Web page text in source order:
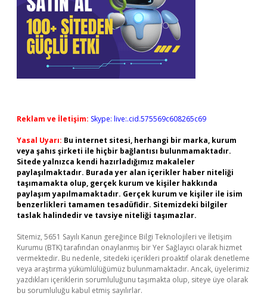
Reklam ve İletişim: Skype: live:.cid.575569c608265c69
Yasal Uyarı: Bu internet sitesi, herhangi bir marka, kurum
veya şahıs şirketi ile hiçbir bağlantısı bulunmamaktadır.
Sitede yalnızca kendi hazırladığımız makaleler
paylaşılmaktadır. Burada yer alan içerikler haber niteliği
taşımamakta olup, gerçek kurum ve kişiler hakkında
paylaşım yapılmamaktadır. Gerçek kurum ve kişiler ile isim
benzerlikleri tamamen tesadüfidir. Sitemizdeki bilgiler
taslak halindedir ve tavsiye niteliği taşımazlar.
Sitemiz, 5651 Sayılı Kanun gereğince Bilgi Teknolojileri ve İletişim
Kurumu (BTK) tarafından onaylanmış bir Yer Sağlayıcı olarak hizmet
vermektedir. Bu nedenle, sitedeki içerikleri proaktif olarak denetleme
veya araştırma yükümlülüğümüz bulunmamaktadır. Ancak, üyelerimiz
yazdıkları içeriklerin sorumluluğunu taşımakta olup, siteye üye olarak
bu sorumluluğu kabul etmiş sayılırlar.